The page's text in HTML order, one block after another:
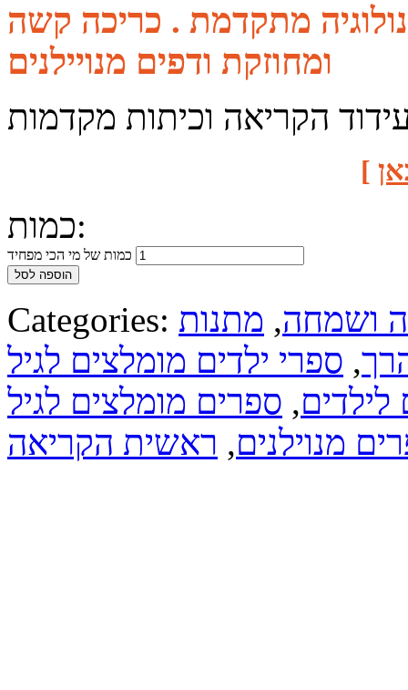
מתקדמת . כריכה קשה
ומחוזקת ודפים מנויילנים
הקריאה וכיתות מקדמות
]
כמות:
כמות של מי הכי מפחיד
הוספה לסל
Categories: ושמחה, מתנות
, ספרי ילדים מומלצים לגיל
לילדים, ספרים מומלצים לגיל
מנוילנים, ראשית הקריאה